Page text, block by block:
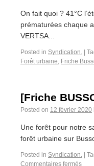
On fait quoi ? 41°C
prématurées chaque
VERTSA...
Posted in Syndication.
Forêt urbaine, Friche
[Friche
Posted on 12 février 2020
Une forêt pour notre
forêt urbaine sur
Posted in Syndication.
Commentaires fermés